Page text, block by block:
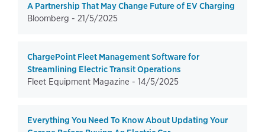
A Partnership That May Change Future of EV Charging
Bloomberg - 21/5/2025
ChargePoint Fleet Management Software for
Streamlining Electric Transit Operations
Fleet Equipment Magazine - 14/5/2025
Everything You Need To Know About Updating Your